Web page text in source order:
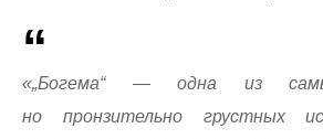
«„Богема“ — одна из
но пронзительно грустных